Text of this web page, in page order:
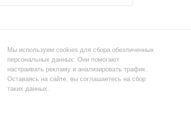
Мы используем cookies для сбора обезличенных
персональных данных. Они помогают
настраивать рекламу и анализировать трафик.
Оставаясь на сайте, вы соглашаетесь на сбор
таких данных.